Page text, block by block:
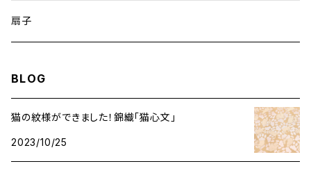
扇子
BLOG
猫の紋様ができました！錦織「猫心文」
2023/10/25